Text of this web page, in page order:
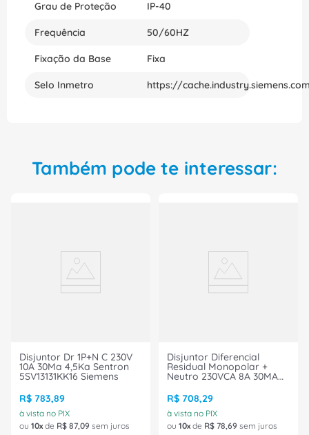
Grau de Proteção IP-40
Frequência 50/60HZ
Fixação da Base Fixa
Selo Inmetro https://
Também pode te interessar:
Disjuntor Dr 1P+N C 230V
10A 30Ma 4,5Ka Sentron
5SV13131KK16 Siemens
R$ 783,89
à vista no PIX
ou 10 de R$ 87,09 sem juros
Disjuntor Diferencial
Residual Monopolar +
Neutro 230VCA 8A 30MA
Siemens
R$ 708,29
à vista no PIX
ou 10 de R$ 78,69 sem juros